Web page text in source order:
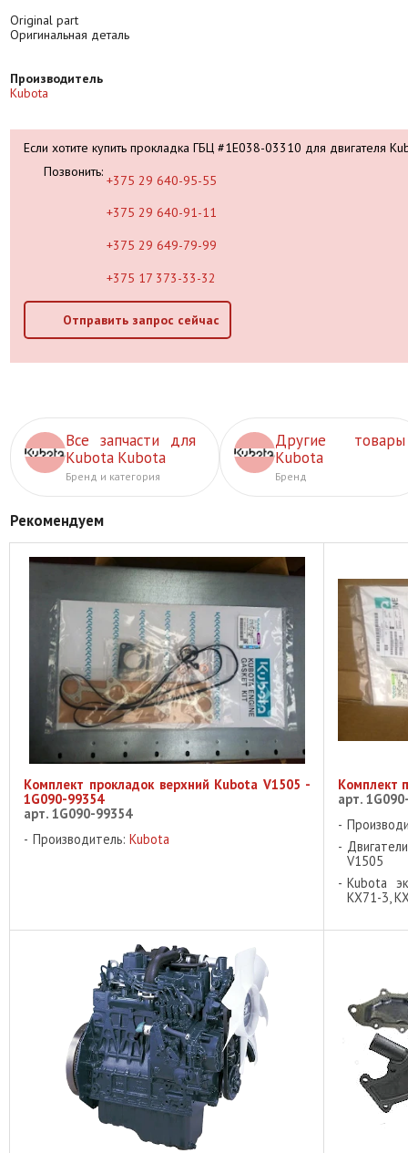
Original part
Оригинальная деталь
Производитель
Kubota
Если хотите купить прокладка ГБЦ #1E038-03310 для двигателя
Позвонить:
+375 29 640-95-55
+375 29 640-91-11
+375 29 649-79-99
+375 17 373-33-32
Отправить запрос сейчас
Все запчасти для
Kubota Kubota
Бренд и категория
Другие товары
Kubota
Бренд
Рекомендуем
Комплект прокладок верхний Kubota V1505 -
1G090-99354
арт. 1G090-99354
Производитель: Kubota
Комплект
арт.
V1505
Kubota
KX71-3,